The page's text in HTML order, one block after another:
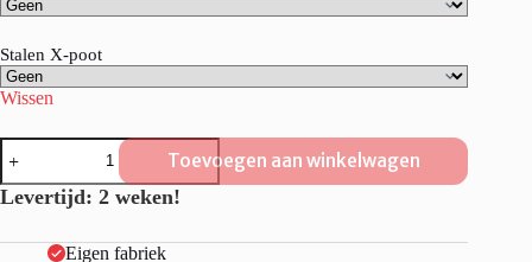
Stalen X-poot
Wissen
Steigerhouten
eettafel
"Limburg"
aantal
Toevoegen aan winkelwagen
Levertijd: 2 weken!
Eigen fabriek